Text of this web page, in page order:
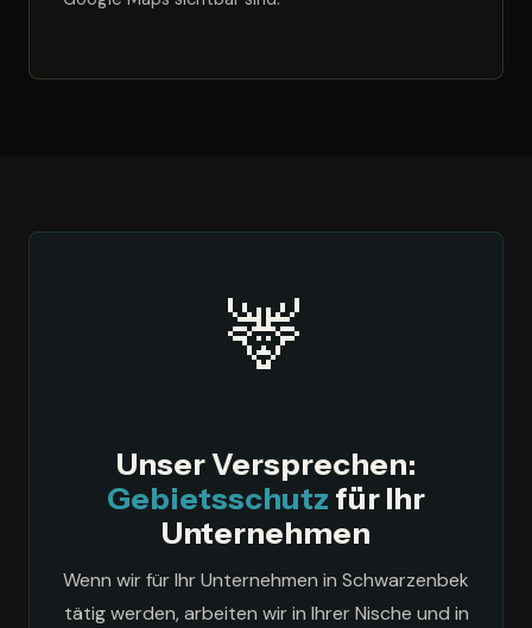
🦌
Unser Versprechen:
Gebietsschutz für Ihr
Unternehmen
Wenn wir für Ihr Unternehmen in Schwarzenbek
tätig werden, arbeiten wir in Ihrer Nische und in